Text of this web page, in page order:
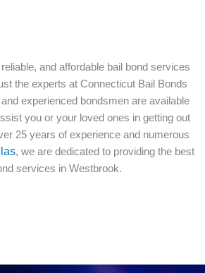
and affordable bail bond services
the experts at Connecticut Bail Bonds
experienced bondsmen are available
you or your loved ones in getting out
25 years of experience and numerous
, we are dedicated to providing the best
services in Westbrook.